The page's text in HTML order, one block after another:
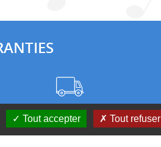
Frais de port à prix coûtant
Tout accepter Tout refuser